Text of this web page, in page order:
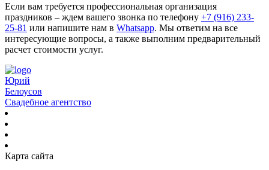
Если вам требуется профессиональная организация
праздников – ждем вашего звонка по телефону +7 (916) 233-
25-81 или напишите нам в Whatsapp. Мы ответим на все
интересующие вопросы, а также выполним предварительный
расчет стоимости услуг.
Юрий
Белоусов
Свадебное агентство
Карта сайта